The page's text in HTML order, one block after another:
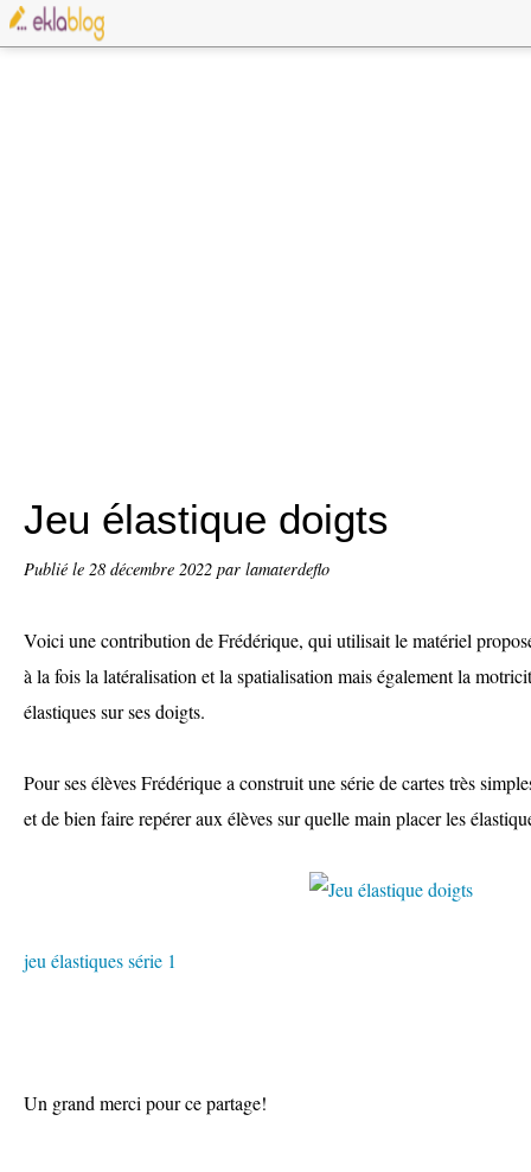
Jeu élastique doigts
Publié le 28 décembre 2022 par lamaterdeflo
Voici une contribution de Frédérique, qui utilisait le matériel
à la fois la latéralisation et la spatialisation mais également la
élastiques sur ses doigts.
Pour ses élèves Frédérique a construit une série de cartes très
et de bien faire repérer aux élèves sur quelle main placer les
jeu élastiques série 1
Un grand merci pour ce partage!